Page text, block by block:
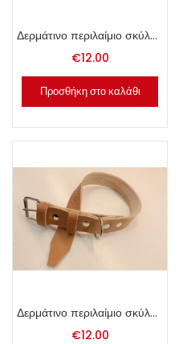
Δερμάτινο περιλαίμιο σκύλου 3.5x60cm καφέ.
€12.00
Προσθήκη στο καλάθι
Δερμάτινο περιλαίμιο σκύλου 3.5x60cm φυσικό.
€12.00